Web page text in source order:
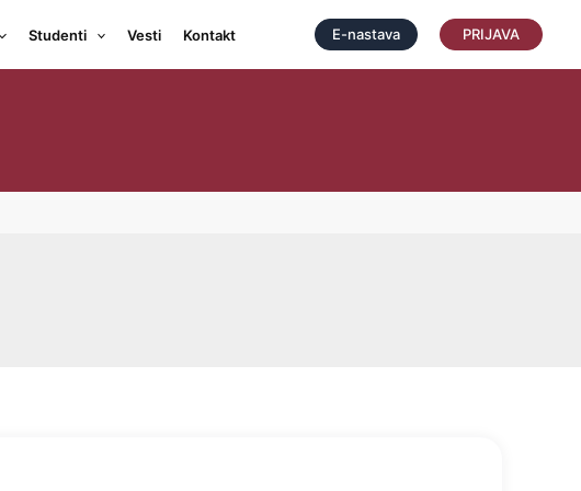
Studenti Vesti Kontakt E-nastava PRIJAVA